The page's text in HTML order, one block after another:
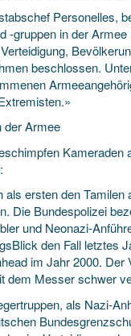
Personelles,
-gruppen in der
beschlossen.
der Armee
ersten den
Die Bundespolizei
und Neonazi-
den Fall letztes
im Jahr 2000.
dem Messer schwer
als Nazi-